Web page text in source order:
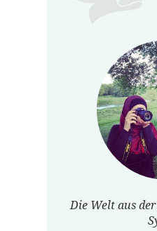
Die Welt aus